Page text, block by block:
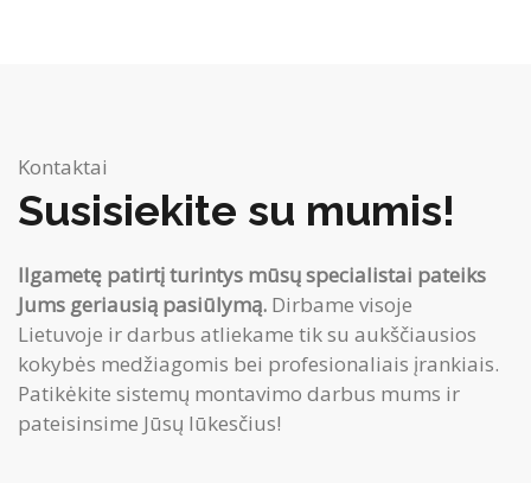
Kontaktai
Susisiekite su mumis!
Ilgametę patirtį turintys mūsų specialistai pateiks
Jums geriausią pasiūlymą. Dirbame visoje
Lietuvoje ir darbus atliekame tik su aukščiausios
kokybės medžiagomis bei profesionaliais įrankiais.
Patikėkite sistemų montavimo darbus mums ir
pateisinsime Jūsų lūkesčius!